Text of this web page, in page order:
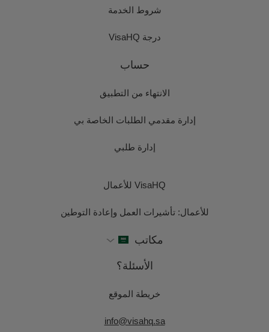
شروط الخدمة
درجة VisaHQ
حساب
الانتهاء من التطبيق
إدارة مقدمي الطلبات الخاصة بي
إدارة طلبي
VisaHQ للأعمال
للأعمال: تأشيرات العمل وإعادة التوطين
مكاتب
الأسئلة؟
خريطة الموقع
info@visahq.sa